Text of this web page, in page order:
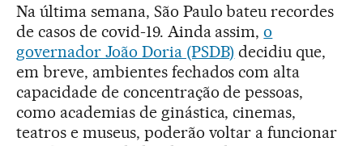
Na última semana, São Paulo bateu recordes
de casos de covid-19. Ainda assim,o
governador João Doria (PSDB) decidiu que,
em breve, ambientes fechados com alta
capacidade de concentração de pessoas,
como academias de ginástica, cinemas,
teatros e museus, poderão voltar a funcionar